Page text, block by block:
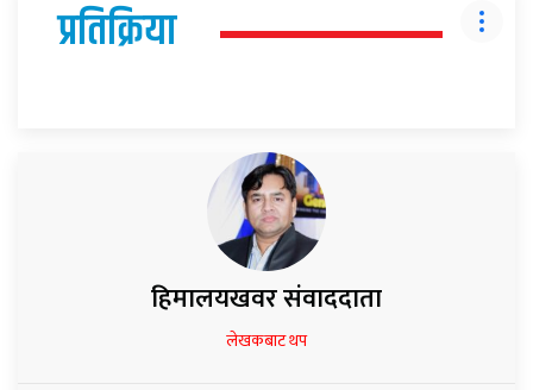
प्रतिक्रिया
हिमालयखवर संवाददाता
लेखकबाट थप